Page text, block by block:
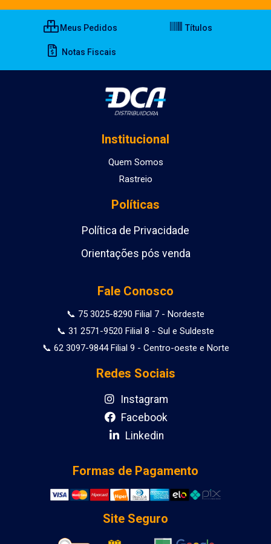
Meus Pedidos Títulos
Notas Fiscais
Institucional
Quem Somos
Rastreio
Políticas
Política de Privacidade
Orientações pós venda
Fale Conosco
📞 75 3025-8290 Filial 7 - Nordeste
📞 31 2571-9520 Filial 8 - Sul e Suldeste
📞 62 3097-9844 Filial 9 - Centro-oeste e Norte
Redes Sociais
Instagram
Facebook
Linkedin
Formas de Pagamento
Site Seguro